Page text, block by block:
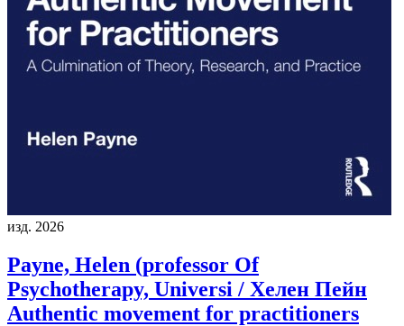
изд. 2026
Payne, Helen (professor Of
Psychotherapy, Universi / Хелен Пейн
Authentic movement for practitioners